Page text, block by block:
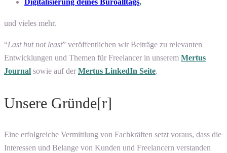
Digitalisierung deines Büroalltags,
und vieles mehr.
“Last but not least” veröffentlichen wir Beiträge zu relevanten
Entwicklungen und Themen für Freelancer in unserem Mertus
Journal sowie auf der Mertus LinkedIn Seite.
Unsere Gründe[r]
Eine erfolgreiche Vermittlung von Fachkräften setzt voraus, dass die
Interessen und Belange von Kunden und Freelancern verstanden